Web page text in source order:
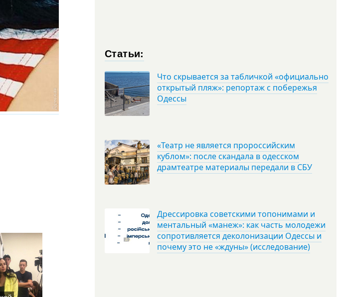
Статьи:
Что скрывается за табличкой «официально
открытый пляж»: репортаж с побережья
Одессы
«Театр не является пророссийским
кублом»: после скандала в одесском
драмтеатре материалы передали в СБУ
Дрессировка советскими топонимами и
ментальный «манеж»: как часть молодежи
сопротивляется деколонизации Одессы и
почему это не «ждуны» (исследование)